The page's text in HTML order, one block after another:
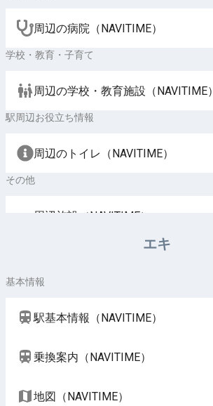
周辺の病院（NAVITIME）
学校・教育・子育て
周辺の学校・教育施設（NAVITIME）
駅周辺お役立ち情報
周辺のトイレ（NAVITIME）
その他
周辺施設（NAVITIME）
エキ
基本情報
駅基本情報（NAVITIME）
乗換案内（NAVITIME）
地図（NAVITIME）